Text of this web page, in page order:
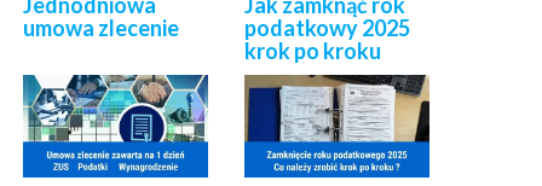
umowa zlecenie
podatkowy 2025
krok po kroku